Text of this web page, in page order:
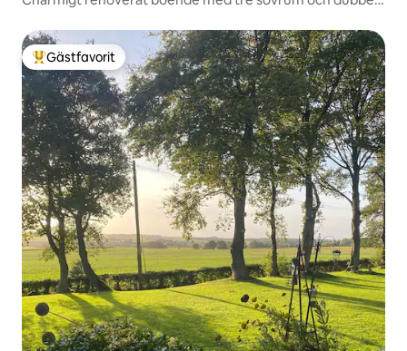
Populär gästfavorit
Gästfavorit